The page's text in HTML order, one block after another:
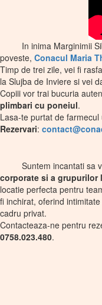
In inima Marginimii
poveste, Conacul Maria
Timp de trei zile, vei fi
la Slujba de Inviere si vei
Copiii vor trai bucuria
plimbari cu poneiul.
Lasa-te purtat de
Rezervari:
Suntem incantati sa
corporate si a grupurilor
locatie perfecta pentru
fi inchirat, oferind
cadru privat.
Contacteaza-ne pentru
0758.023.480.